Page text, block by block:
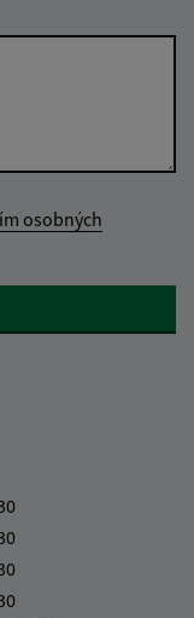
osobných